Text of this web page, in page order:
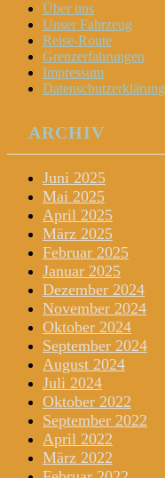
Über uns
Unser Fahrzeug
Reise-Route
Grenzerfahrungen
Impressum
Datenschutzerklärung
ARCHIV
Juni 2025
Mai 2025
April 2025
März 2025
Februar 2025
Januar 2025
Dezember 2024
November 2024
Oktober 2024
September 2024
August 2024
Juli 2024
Oktober 2022
September 2022
April 2022
März 2022